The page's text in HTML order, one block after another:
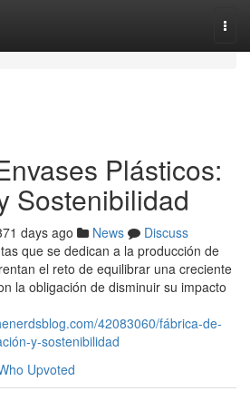
Plásticos:
Sostenibilidad
days ago News
Discuss
que se dedican a la producción de
el reto de equilibrar una creciente
la obligación de disminuir su impacto
42083060/fábrica-de-
y-sostenibilidad
Upvoted